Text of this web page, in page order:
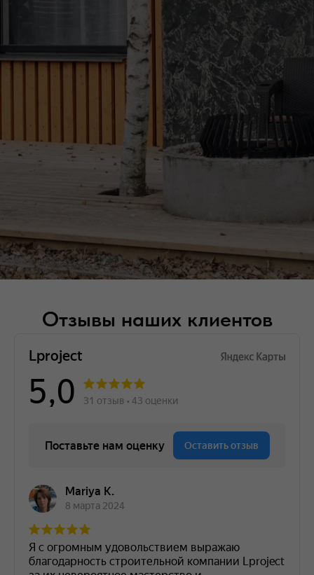
Отзывы наших клиентов